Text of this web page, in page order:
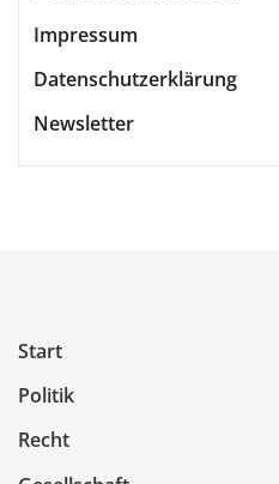
Impressum
Datenschutzerklärung
Newsletter
Start
Politik
Recht